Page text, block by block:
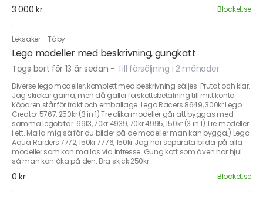
3 000 kr Blocket.se
Leksaker ·Täby
Lego modeller med beskrivning, gungkatt
Togs bort för 13 år sedan - Till försäljning i 2 månader
Diverse lego modeller, komplett med beskrivning säljes. Prutat och klar.
Jag skickar gärna, men då gäller förskottsbetalning till mitt konto.
Köparen står för frakt och emballage. Lego Racers 8649, 300kr Lego
Creator 5767, 250kr (3 in 1) Tre olika modeller går att byggas med
samma legobitar. 6913, 70kr 4939, 70kr 4995, 150kr (3 in 1) Tre modeller
i ett. Maila mig så får du bilder på de modeller man kan bygga.) Lego
Aqua Raiders 7772, 150kr 7776, 150kr Jag har separata bilder på alla
modeller som kan mailas vid intresse. Gung katt som även har hjul
så man kan åka på den. Bra skick 250kr
0 kr Blocket.se